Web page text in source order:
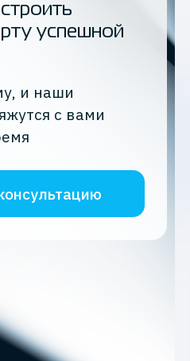
успешной
и наши
с вами